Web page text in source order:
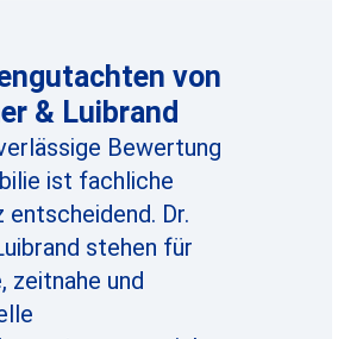
von
& Luibrand
Bewertung
ist fachliche
Dr.
stehen für
zeitnahe und